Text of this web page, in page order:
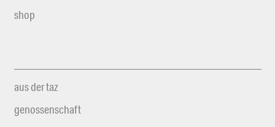
shop
aus der taz
genossenschaft